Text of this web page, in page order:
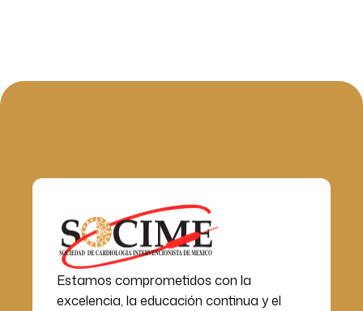
Estamos comprometidos con la
excelencia, la educación continua y el